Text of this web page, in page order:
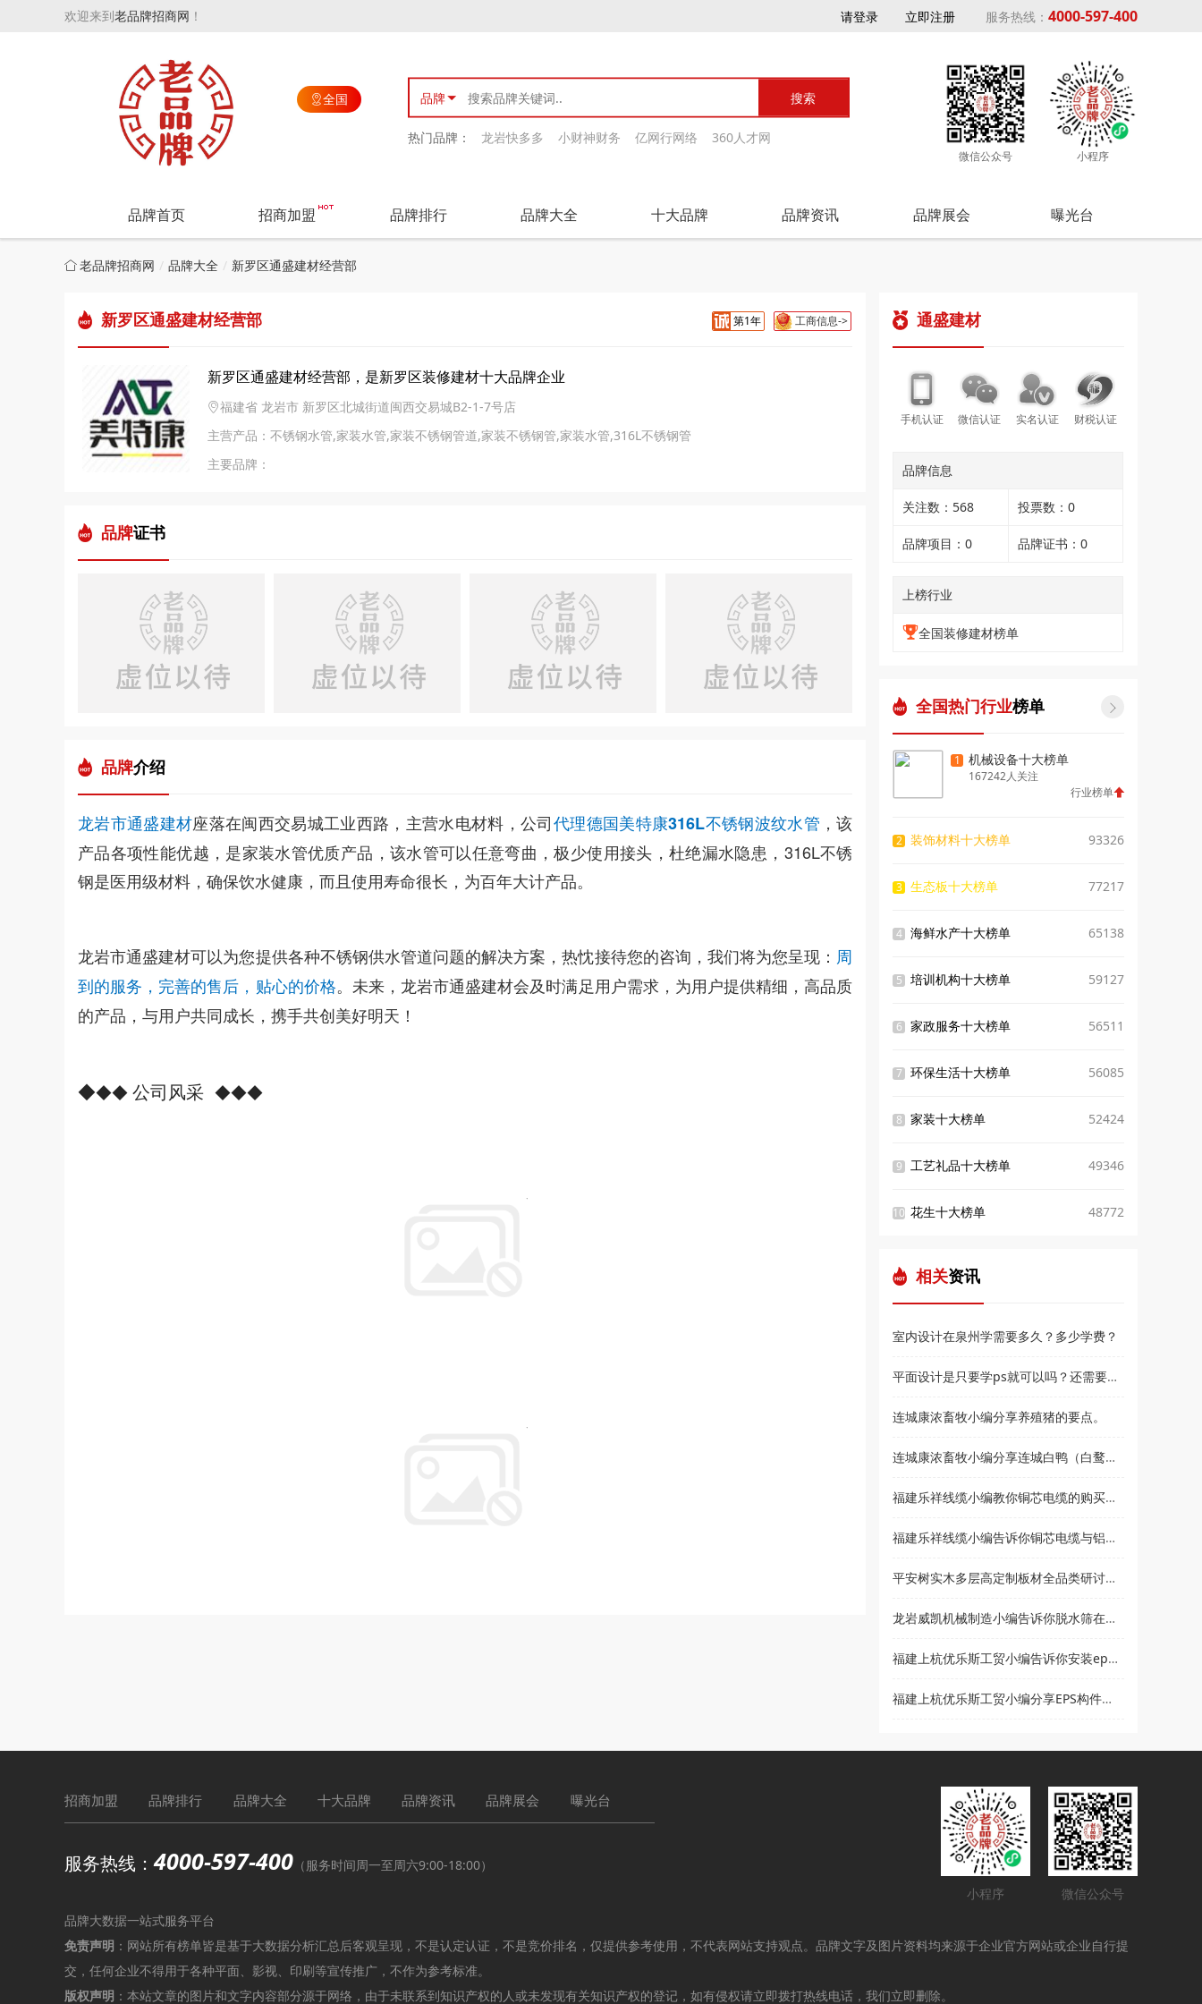
欢迎来到老品牌招商网 ！ 请登录 立即注册 服务热线： 4000-597-400
全国 品牌
热门品牌： 龙岩快多多 小财神财务 亿网行网络 360人才网
微信公众号 小程序
品牌首页 招商加盟 品牌排行 品牌大全 十大品牌 品牌资讯 品牌展会 曝光台
老品牌招商网 品牌大全 新罗区通盛建材经营部
第1年 工商信息->
新罗区通盛建材经营部
新罗区通盛建材经营部，是新罗区装修建材十大品牌企业
福建省 龙岩市 新罗区北城街道闽西交易城B2-1-7号店
主营产品：不锈钢水管,家装水管,家装不锈钢管道,家装不锈钢管,家装水管,316L不锈钢管
主要品牌：
品牌证书
品牌介绍
龙岩市通盛建材座落在闽西交易城工业西路，主营水电材料，公司代理德国美特康316L不锈钢波纹水管 ，该
产品各项性能优越，是家装水管优质产品，该水管可以任意弯曲，极少使用接头，杜绝漏水隐患，316L不锈
钢是医用级材料，确保饮水健康，而且使用寿命很长，为百年大计产品。
龙岩市通盛建材可以为您提供各种不锈钢供水管道问题的解决方案，热忱接待您的咨询，我们将为您呈现： 周
到的服务，完善的售后，贴心的价格。 未来，龙岩市通盛建材会及时满足用户需求，为用户提供精细，高品质
的产品，与用户共同成长，携手共创美好明天！
◆◆◆公司风采 ◆◆◆
通盛建材
手机认证 微信认证 实名认证 财税认证
品牌信息
关注数：568 投票数：0
品牌项目：0 品牌证书：0
上榜行业
全国装修建材榜单
全国热门行业榜单 
1 机械设备十大榜单
167242人关注
行业榜单
2 装饰材料十大榜单 93326
3 生态板十大榜单 77217
4 海鲜水产十大榜单 65138
5 培训机构十大榜单 59127
6 家政服务十大榜单 56511
7 环保生活十大榜单 56085
8 家装十大榜单 52424
9 工艺礼品十大榜单 49346
10 花生十大榜单 48772
相关资讯
室内设计在泉州学需要多久？多少学费？
平面设计是只要学ps就可以吗？还需要学什么？和高新教育小编来了解
连城康浓畜牧小编分享养殖猪的要点。
连城康浓畜牧小编分享连城白鸭（白鹜鸭）简介
福建乐祥线缆小编教你铜芯电缆的购买技巧？
福建乐祥线缆小编告诉你铜芯电缆与铝芯电缆各有什么优点
平安树实木多层高定制板材全品类研讨会暨2021***经销商大会即将盛大召开
龙岩威凯机械制造小编告诉你脱水筛在使用时要注意哪些事项
福建上杭优乐斯工贸小编告诉你安装eps线条的注意事项
福建上杭优乐斯工贸小编分享EPS构件的应用领域
招商加盟 品牌排行 品牌大全 十大品牌 品牌资讯 品牌展会 曝光台
服务热线：4000-597-400 （服务时间周一至周六9:00-18:00）
小程序
微信公众号
品牌大数据一站式服务平台
免责声明 ：网站所有榜单皆是基于大数据分析汇总后客观呈现，不是认定认证，不是竞价排名，仅提供参考使用，不代表网站支持观点。品牌文字及图片资料均来源于企业官方网站或企业自行提
交，任何企业不得用于各种平面、影视、印刷等宣传推广，不作为参考标准。
版权声明 ：本站文章的图片和文字内容部分源于网络，由于未联系到知识产权的人或未发现有关知识产权的登记，如有侵权请立即拨打热线电话，我们立即删除。